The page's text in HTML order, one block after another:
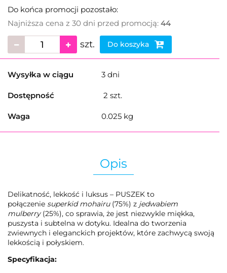
Do końca promocji pozostało:
Najniższa cena z 30 dni przed promocją: 44
szt. Do koszyka
Wysyłka w ciągu 3 dni
Dostępność 2 szt.
Waga 0.025 kg
Opis
Delikatność, lekkość i luksus – PUSZEK to
połączenie superkid mohairu (75%) z jedwabiem
mulberry (25%), co sprawia, że jest niezwykle miękka,
puszysta i subtelna w dotyku. Idealna do tworzenia
zwiewnych i eleganckich projektów, które zachwycą swoją
lekkością i połyskiem.
Specyfikacja: